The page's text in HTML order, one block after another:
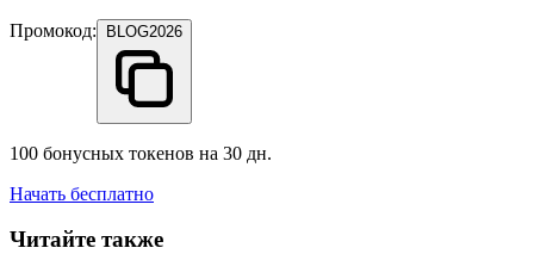
Промокод: BLOG2026
100 бонусных токенов на 30 дн.
Начать бесплатно
Читайте также